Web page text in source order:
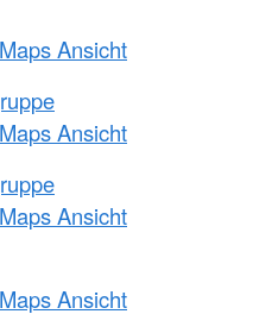
Ansicht
Ansicht
Ansicht
Ansicht